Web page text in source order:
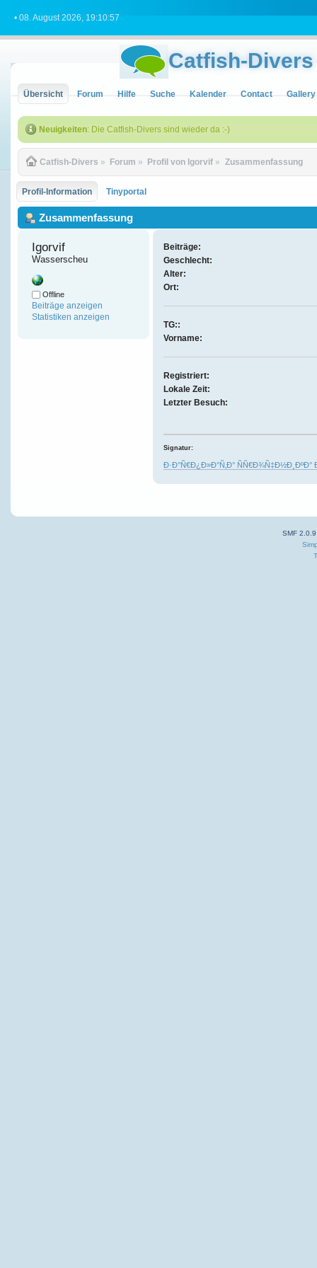
• 08. August 2026, 19:10:57
Catfish-Divers
Übersicht Forum Hilfe Suche Kalender Contact Gallery
Neuigkeiten: Die Catfish-Divers sind wieder da :-)
Catfish-Divers » Forum » Profil von Igorvif » Zusammenfassung
Profil-Information Tinyportal
Zusammenfassung
Igorvif
Wasserscheu
Offline
Beiträge anzeigen
Statistiken anzeigen
Beiträge:
Geschlecht:
Alter:
Ort:
TG::
Vorname:
Registriert:
Lokale Zeit:
Letzter Besuch:
Signatur:
Ð·Ð°Ñ€Ð¿Ð»Ð°Ñ‚Ð° ÑÑ€Ð¾Ñ‡Ð½Ð¸ÐºÐ°
SMF 2.0.9